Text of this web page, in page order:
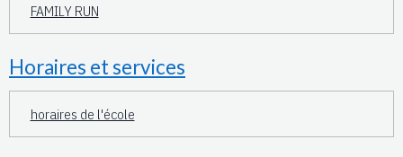
FAMILY RUN
Horaires et services
horaires de l'école